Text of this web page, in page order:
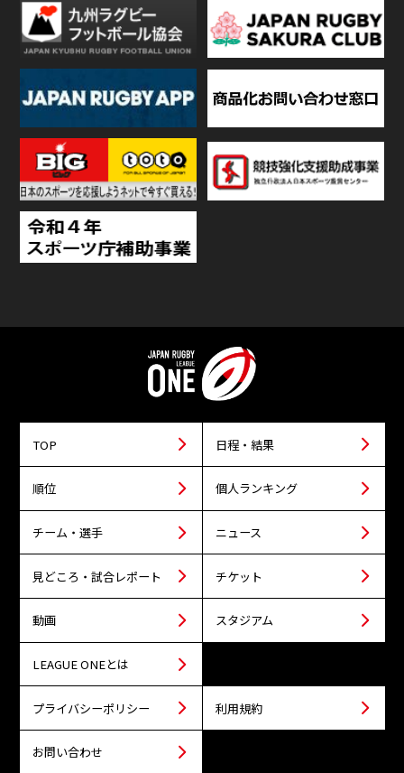
TOP 日程・結果
順位 個人ランキング
チーム・選手 ニュース
見どころ・試合レポート チケット
動画 スタジアム
LEAGUE ONEとは
プライバシーポリシー 利用規約
お問い合わせ